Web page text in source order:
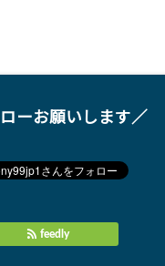
ーお願いします／
feedly